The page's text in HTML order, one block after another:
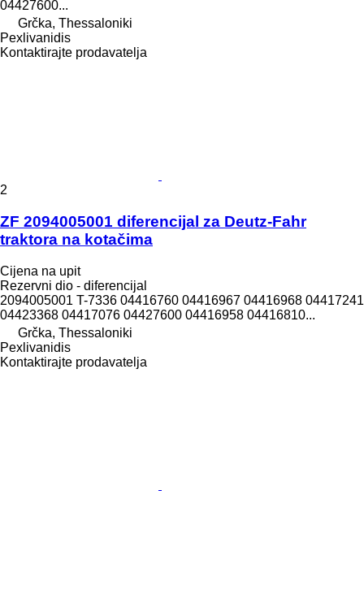
04427600...
Grčka, Thessaloniki
Pexlivanidis
Kontaktirajte prodavatelja
2
ZF 2094005001 diferencijal za Deutz-Fahr
traktora na kotačima
Cijena na upit
Rezervni dio - diferencijal
2094005001 T-7336 04416760 04416967 04416968 04417241
04423368 04417076 04427600 04416958 04416810...
Grčka, Thessaloniki
Pexlivanidis
Kontaktirajte prodavatelja